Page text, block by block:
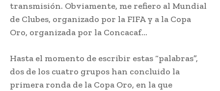
transmisión. Obviamente, me refiero al Mundial
de Clubes, organizado por la FIFA y a la Copa
Oro, organizada por la Concacaf…
Hasta el momento de escribir estas “palabras”,
dos de los cuatro grupos han concluido la
primera ronda de la Copa Oro, en la que